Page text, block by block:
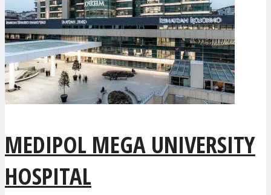
MEDIPOL MEGA UNIVERSITY
HOSPITAL